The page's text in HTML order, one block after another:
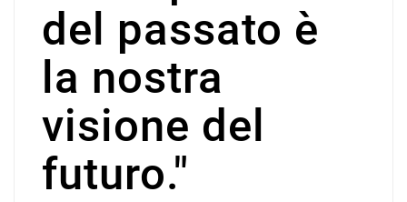
del passato è
la nostra
visione del
futuro."